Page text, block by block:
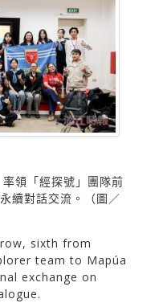
領「經探號」團隊前
續對話交流。（圖／
sixth from
team to Mapúa
exchange on